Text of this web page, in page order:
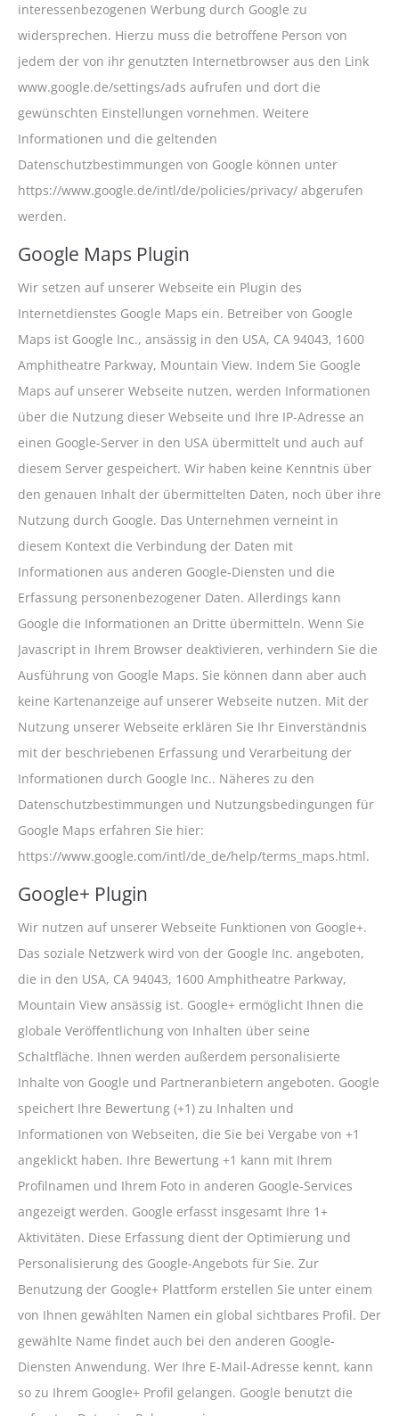
interessenbezogenen Werbung durch Google zu
widersprechen. Hierzu muss die betroffene Person von
jedem der von ihr genutzten Internetbrowser aus den Link
www.google.de/settings/ads aufrufen und dort die
gewünschten Einstellungen vornehmen. Weitere
Informationen und die geltenden
Datenschutzbestimmungen von Google können unter
https://www.google.de/intl/de/policies/privacy/ abgerufen
werden.
Google Maps Plugin
Wir setzen auf unserer Webseite ein Plugin des
Internetdienstes Google Maps ein. Betreiber von Google
Maps ist Google Inc., ansässig in den USA, CA 94043, 1600
Amphitheatre Parkway, Mountain View. Indem Sie Google
Maps auf unserer Webseite nutzen, werden Informationen
über die Nutzung dieser Webseite und Ihre IP-Adresse an
einen Google-Server in den USA übermittelt und auch auf
diesem Server gespeichert. Wir haben keine Kenntnis über
den genauen Inhalt der übermittelten Daten, noch über ihre
Nutzung durch Google. Das Unternehmen verneint in
diesem Kontext die Verbindung der Daten mit
Informationen aus anderen Google-Diensten und die
Erfassung personenbezogener Daten. Allerdings kann
Google die Informationen an Dritte übermitteln. Wenn Sie
Javascript in Ihrem Browser deaktivieren, verhindern Sie die
Ausführung von Google Maps. Sie können dann aber auch
keine Kartenanzeige auf unserer Webseite nutzen. Mit der
Nutzung unserer Webseite erklären Sie Ihr Einverständnis
mit der beschriebenen Erfassung und Verarbeitung der
Informationen durch Google Inc.. Näheres zu den
Datenschutzbestimmungen und Nutzungsbedingungen für
Google Maps erfahren Sie hier:
https://www.google.com/intl/de_de/help/terms_maps.html.
Google+ Plugin
Wir nutzen auf unserer Webseite Funktionen von Google+.
Das soziale Netzwerk wird von der Google Inc. angeboten,
die in den USA, CA 94043, 1600 Amphitheatre Parkway,
Mountain View ansässig ist. Google+ ermöglicht Ihnen die
globale Veröffentlichung von Inhalten über seine
Schaltfläche. Ihnen werden außerdem personalisierte
Inhalte von Google und Partneranbietern angeboten. Google
speichert Ihre Bewertung (+1) zu Inhalten und
Informationen von Webseiten, die Sie bei Vergabe von +1
angeklickt haben. Ihre Bewertung +1 kann mit Ihrem
Profilnamen und Ihrem Foto in anderen Google-Services
angezeigt werden. Google erfasst insgesamt Ihre 1+
Aktivitäten. Diese Erfassung dient der Optimierung und
Personalisierung des Google-Angebots für Sie. Zur
Benutzung der Google+ Plattform erstellen Sie unter einem
von Ihnen gewählten Namen ein global sichtbares Profil. Der
gewählte Name findet auch bei den anderen Google-
Diensten Anwendung. Wer Ihre E-Mail-Adresse kennt, kann
so zu Ihrem Google+ Profil gelangen. Google benutzt die